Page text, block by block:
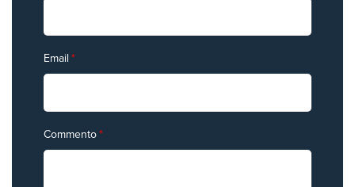
Email *
Commento*